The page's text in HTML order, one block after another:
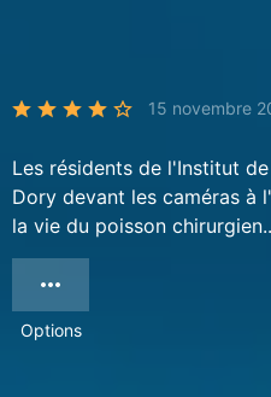
15 novembre
Les résidents de l'Institut
Dory devant les caméras à
la vie du poisson
Options